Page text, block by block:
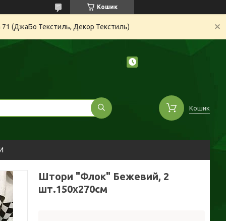
Кошик
71 (ДжаБо Текстиль, Декор Текстиль)
Кошик
Штори "Флок" Бежевий, 2
шт.150х270см